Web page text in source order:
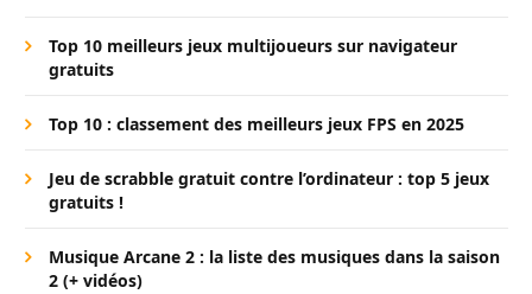
Top 10 meilleurs jeux multijoueurs sur navigateur
gratuits
Top 10 : classement des meilleurs jeux FPS en 2025
Jeu de scrabble gratuit contre l’ordinateur : top 5 jeux
gratuits !
Musique Arcane 2 : la liste des musiques dans la saison
2 (+ vidéos)